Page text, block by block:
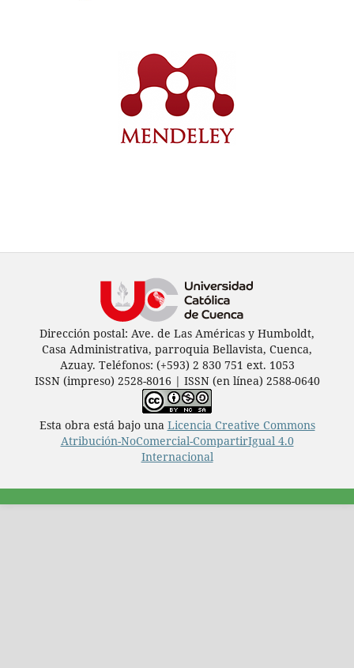
Dirección postal: Ave. de Las Américas y Humboldt,
Casa Administrativa, parroquia Bellavista, Cuenca,
Azuay. Teléfonos: (+593) 2 830 751 ext. 1053
ISSN (impreso) 2528-8016 | ISSN (en línea) 2588-0640
Esta obra está bajo una Licencia Creative Commons
Atribución-NoComercial-CompartirIgual 4.0
Internacional